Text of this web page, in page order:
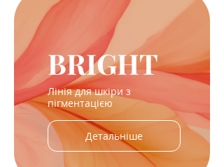
BRIGHT
Лінія для шкіри з
пігментацією
Детальніше